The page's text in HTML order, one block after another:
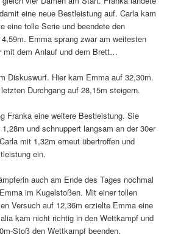
eine neue Bestleistung auf. Carla kam
eine tolle Serie und beendete den
Emma sprang zwar am weitesten
mit dem Anlauf und dem Brett…
Diskuswurf. Hier kam Emma auf 32,30m.
Durchgang auf 28,15m steigern.
Franka eine weitere Bestleistung. Sie
und schnuppert langsam an der 30er
mit 1,32m erneut übertroffen und
ein.
auch am Ende des Tages nochmal
im Kugelstoßen. Mit einer tollen
Versuch auf 12,36m erzielte Emma eine
kam nicht richtig in den Wettkampf und
Stoß den Wettkampf beenden.